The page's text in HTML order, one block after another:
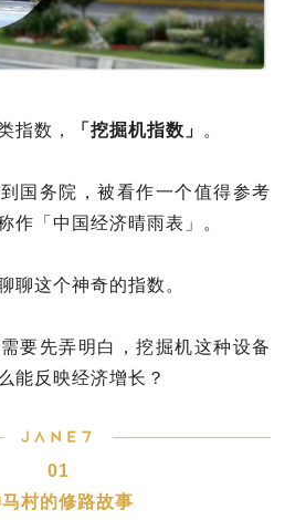
指数， 「挖掘机指数」 。
国务院，被看作一个值得参考
作「中国经济晴雨表」。
聊这个神奇的指数。
要先弄明白，挖掘机这种设备
能反映经济增长？
01
村的修路故事